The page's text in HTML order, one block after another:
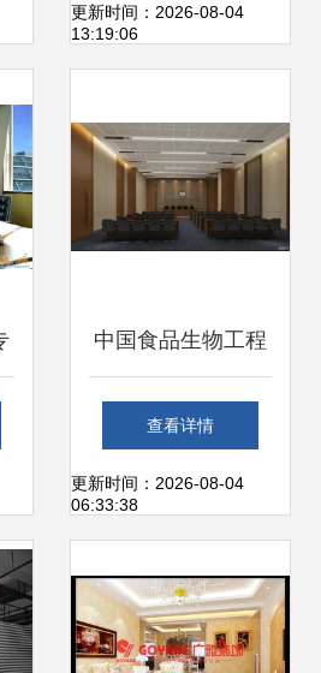
程装修的价值解析
更新时间：2026-08-04
13:19:06
中国食品生物工程
研发总部基地 科技
与人文融合的现代
查看详情
更新时间：2026-08-04
06:33:38